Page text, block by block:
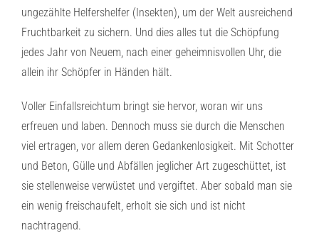
ungezählte Helfershelfer (Insekten), um der Welt ausreichend
Fruchtbarkeit zu sichern. Und dies alles tut die Schöpfung
jedes Jahr von Neuem, nach einer geheimnisvollen Uhr, die
allein ihr Schöpfer in Händen hält.
Voller Einfallsreichtum bringt sie hervor, woran wir uns
erfreuen und laben. Dennoch muss sie durch die Menschen
viel ertragen, vor allem deren Gedankenlosigkeit. Mit Schotter
und Beton, Gülle und Abfällen jeglicher Art zugeschüttet, ist
sie stellenweise verwüstet und vergiftet. Aber sobald man sie
ein wenig freischaufelt, erholt sie sich und ist nicht
nachtragend.